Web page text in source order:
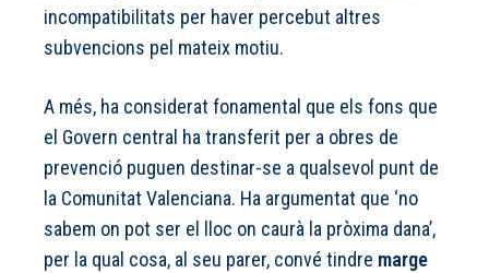
incompatibilitats per haver percebut altres
subvencions pel mateix motiu.
A més, ha considerat fonamental que els fons que
el Govern central ha transferit per a obres de
prevenció puguen destinar-se a qualsevol punt de
la Comunitat Valenciana. Ha argumentat que ‘no
sabem on pot ser el lloc on caurà la pròxima dana’,
per la qual cosa, al seu parer, convé tindre marge